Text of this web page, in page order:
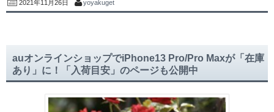
2021年11月26日 yoyakuget
auオンラインショップでiPhone13 Pro/Pro Maxが「在庫
あり」に！「入荷目安」のページも公開中